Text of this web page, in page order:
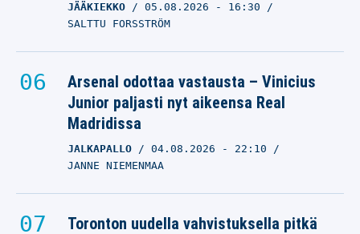
JÄÄKIEKKO 05.08.2026 - 16:30
SALTTU FORSSTRÖM
Arsenal odottaa vastausta – Vinicius
Junior paljasti nyt aikeensa Real
Madridissa
JALKAPALLO 04.08.2026 - 22:10
JANNE NIEMENMAA
Toronton uudella vahvistuksella pitkä